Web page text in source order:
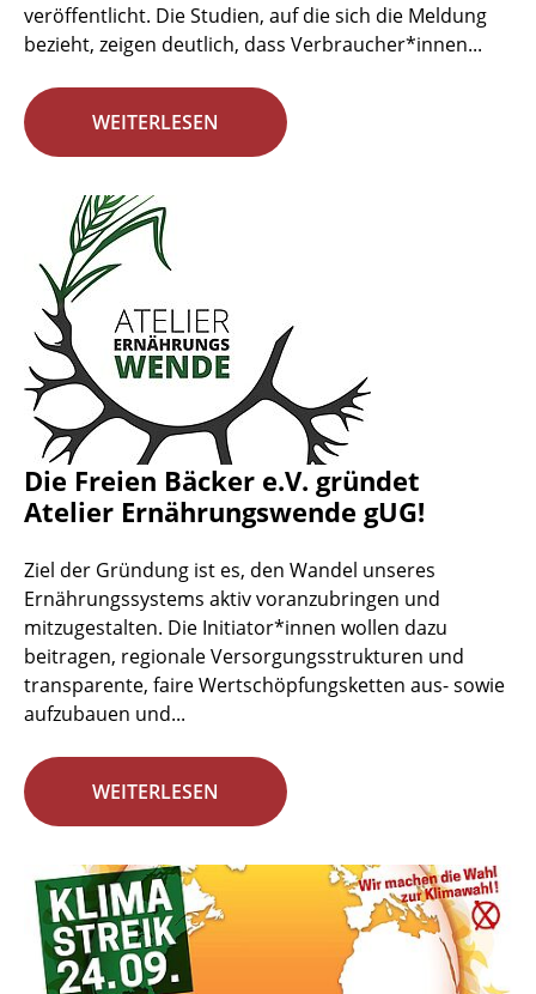
veröffentlicht. Die Studien, auf die sich die Meldung
bezieht, zeigen deutlich, dass Verbraucher*innen...
WEITERLESEN
Die Freien Bäcker e.V. gründet
Atelier Ernährungswende gUG!
Ziel der Gründung ist es, den Wandel unseres
Ernährungssystems aktiv voranzubringen und
mitzugestalten. Die Initiator*innen wollen dazu
beitragen, regionale Versorgungsstrukturen und
transparente, faire Wertschöpfungsketten aus- sowie
aufzubauen und...
WEITERLESEN